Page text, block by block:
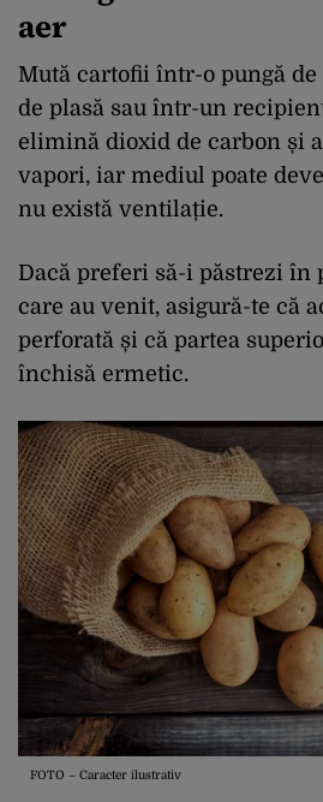
aer
Mută cartofii într-o pungă
de plasă sau într-un
elimină dioxid de carbon și
vapori, iar mediul poate
nu există ventilație.
Dacă preferi să-i păstrezi în
care au venit, asigură-te că
perforată și că partea
închisă ermetic.
FOTO – Caracter ilustrativ